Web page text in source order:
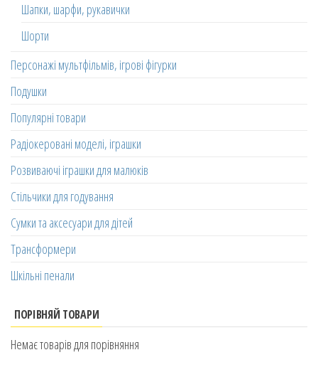
Шапки, шарфи, рукавички
Шорти
Персонажі мультфільмів, ігрові фігурки
Подушки
Популярні товари
Радіокеровані моделі, іграшки
Розвиваючі іграшки для малюків
Стільчики для годування
Сумки та аксесуари для дітей
Трансформери
Шкільні пенали
ПОРІВНЯЙ ТОВАРИ
Немає товарів для порівняння